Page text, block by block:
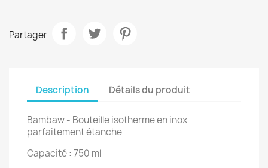
Partager
Description Détails du produit
Bambaw - Bouteille isotherme en inox
parfaitement étanche
Capacité : 750 ml